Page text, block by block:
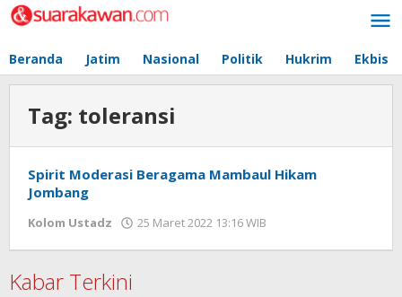
Lewati
ke
Beranda Jatim Nasional Politik Hukrim Ekbis
Tag: toleransi
Spirit Moderasi Beragama Mambaul Hikam
Jombang
Kolom Ustadz 25 Maret 2022 13:16 WIB
Kabar Terkini